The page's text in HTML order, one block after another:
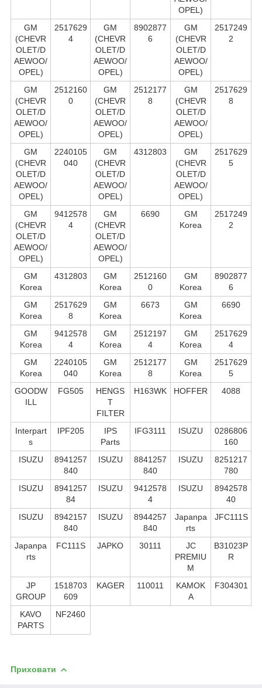
OPEL)
GM
(CHEVR
OLET/D
AEWOO/
OPEL)
2517629
4
GM
(CHEVR
OLET/D
AEWOO/
OPEL)
8902877
6
GM
(CHEVR
OLET/D
AEWOO/
OPEL)
2517249
2
GM
(CHEVR
OLET/D
AEWOO/
OPEL)
2512160
0
GM
(CHEVR
OLET/D
AEWOO/
OPEL)
2512177
8
GM
(CHEVR
OLET/D
AEWOO/
OPEL)
2517629
8
GM
(CHEVR
OLET/D
AEWOO/
OPEL)
2240105
040
GM
(CHEVR
OLET/D
AEWOO/
OPEL)
4312803
GM
(CHEVR
OLET/D
AEWOO/
OPEL)
2517629
5
GM
(CHEVR
OLET/D
AEWOO/
OPEL)
9412578
4
GM
(CHEVR
OLET/D
AEWOO/
OPEL)
6690
GM
Korea
2517249
2
GM
Korea
4312803
GM
Korea
2512160
0
GM
Korea
8902877
6
GM
Korea
2517629
8
GM
Korea
6673
GM
Korea
6690
GM
Korea
9412578
4
GM
Korea
2512197
4
GM
Korea
2517629
4
GM
Korea
2240105
040
GM
Korea
2512177
8
GM
Korea
2517629
5
GOODW
ILL
FG505
HENGS
T
FILTER
H163WK HOFFER 4088
Interpart
s
IPF205
IPS
Parts
IFG3111 ISUZU
0286806
160
ISUZU
8941257
840
ISUZU
8841257
840
ISUZU
8251217
780
ISUZU
8941257
84
ISUZU
9412578
4
ISUZU
8942578
40
ISUZU
8942157
840
ISUZU
8944257
840
Japanpa
rts
JFC111S
Japanpa
rts
FC111S JAPKO 30111
JC
PREMIU
M
B31023P
R
JP
GROUP
1518703
609
KAGER 110011
KAMOK
A
F304301
KAVO
PARTS
NF2460
Приховати